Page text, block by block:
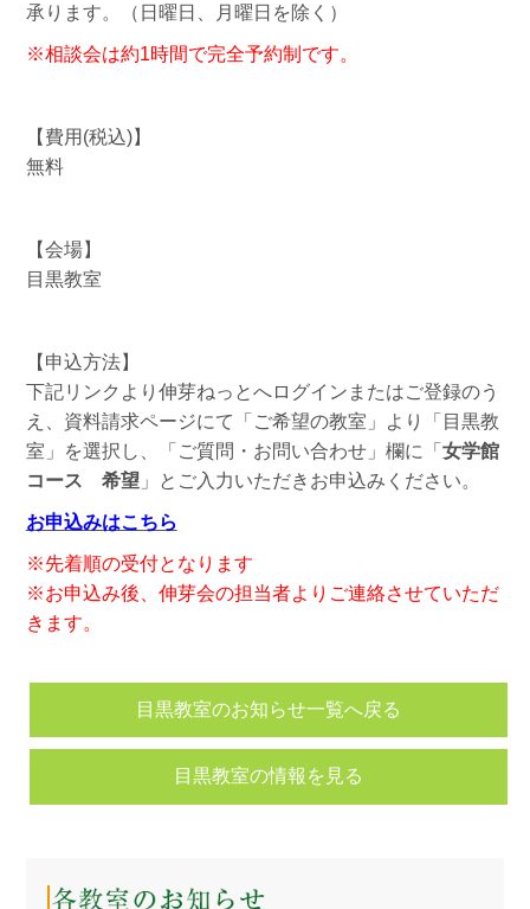
承ります。（日曜日、月曜日を除く）
※相談会は約1時間で完全予約制です。
【費用(税込)】
無料
【会場】
目黒教室
【申込方法】
下記リンクより伸芽ねっとへログインまたはご登録のう
え、資料請求ページにて「ご希望の教室」より「目黒教
室」を選択し、「ご質問・お問い合わせ」欄に「 女学館
コース 希望」とご入力いただきお申込みください。
お申込みはこちら
※先着順の受付となります
※お申込み後、伸芽会の担当者よりご連絡させていただ
きます。
目黒教室のお知らせ一覧へ戻る
目黒教室の情報を見る